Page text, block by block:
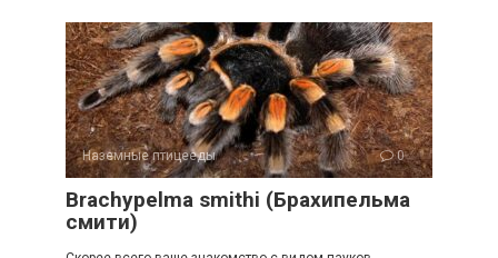
Наземные птицееды 0
Brachypelma smithi (Брахипельма
смити)